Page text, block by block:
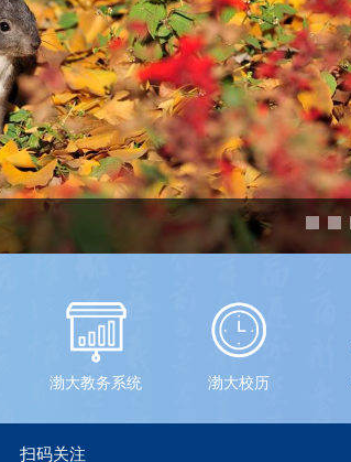
渤大教务系统 渤大校历
扫码关注